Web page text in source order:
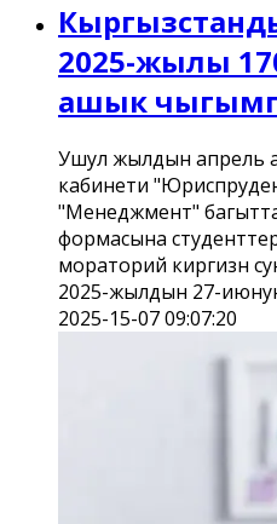
2025-жылы
ашык
Ушул жылдын апрель
кабинети
"Менеджмент"
формасына
мораторий киргизүүнү
2025-жылдын 27-
2025-15-07 09:07:20